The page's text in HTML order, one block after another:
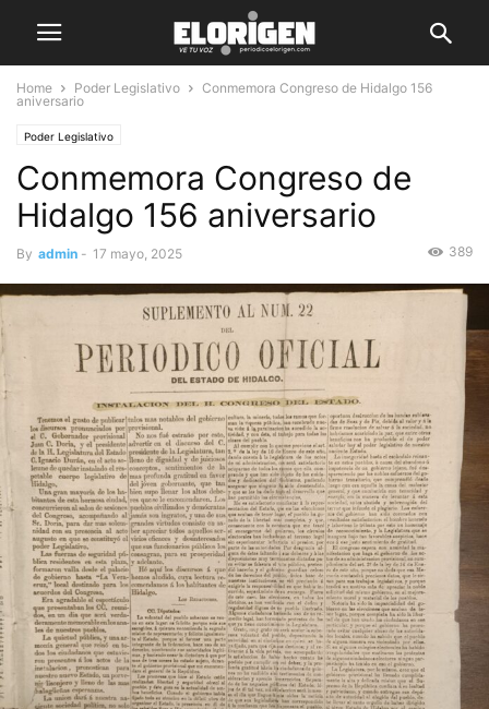
Home Poder Legislativo
Conmemora Congreso de Hidalgo 156
aniversario
Poder Legislativo
Conmemora Congreso de
Hidalgo 156 aniversario
By admin - 17 mayo, 2025 389